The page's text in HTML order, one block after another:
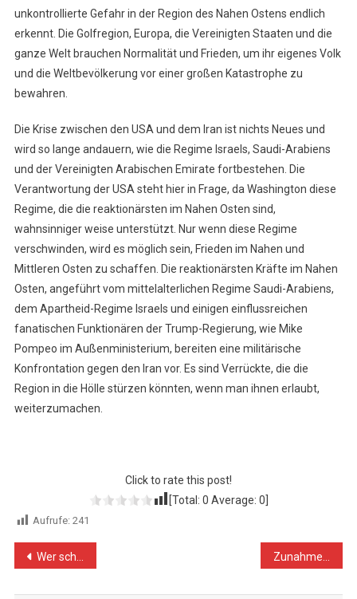
unkontrollierte Gefahr in der Region des Nahen Ostens endlich
erkennt. Die Golfregion, Europa, die Vereinigten Staaten und die
ganze Welt brauchen Normalität und Frieden, um ihr eigenes Volk
und die Weltbevölkerung vor einer großen Katastrophe zu
bewahren.
Die Krise zwischen den USA und dem Iran ist nichts Neues und
wird so lange andauern, wie die Regime Israels, Saudi-Arabiens
und der Vereinigten Arabischen Emirate fortbestehen. Die
Verantwortung der USA steht hier in Frage, da Washington diese
Regime, die die reaktionärsten im Nahen Osten sind,
wahnsinniger weise unterstützt. Nur wenn diese Regime
verschwinden, wird es möglich sein, Frieden im Nahen und
Mittleren Osten zu schaffen. Die reaktionärsten Kräfte im Nahen
Osten, angeführt vom mittelalterlichen Regime Saudi-Arabiens,
dem Apartheid-Regime Israels und einigen einflussreichen
fanatischen Funktionären der Trump-Regierung, wie Mike
Pompeo im Außenministerium, bereiten eine militärische
Konfrontation gegen den Iran vor. Es sind Verrückte, die die
Region in die Hölle stürzen könnten, wenn man ihnen erlaubt,
weiterzumachen.
Click to rate this post!
[Total: 0 Average: 0
Aufrufe: 241
Beitragsnavigation
Wer schuf das Pulverfass am Persischen Golf? Zunahme von Gewalt und Übergriffen in Al-Issawiya – EU-Vertreter besuchen die Ortschaft